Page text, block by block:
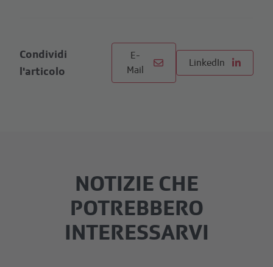
Condividi
l'articolo
E-
Mail
LinkedIn
NOTIZIE CHE
POTREBBERO
INTERESSARVI